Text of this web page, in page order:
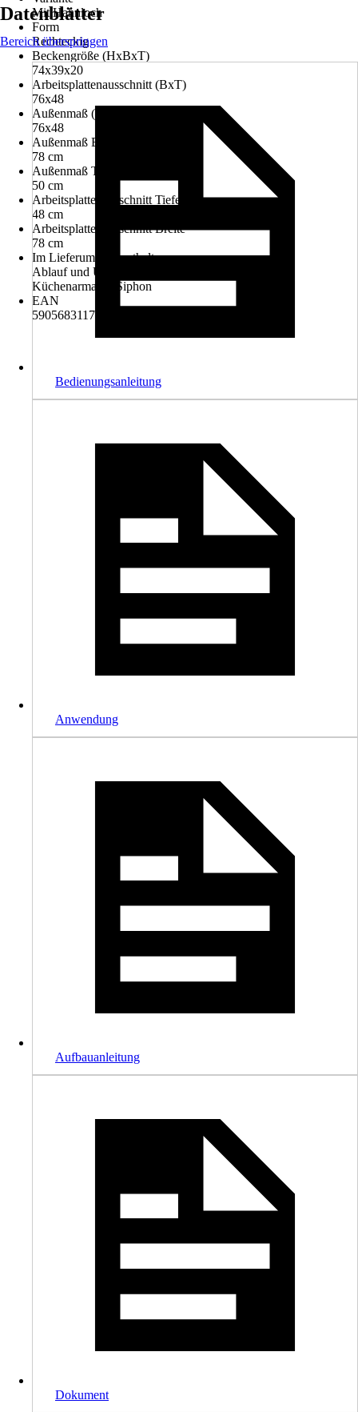
Mit Hahnloch
Form
Rechteckig
Beckengröße (HxBxT)
74x39x20
Arbeitsplattenausschnitt (BxT)
76x48
Außenmaß (BxT)
76x48
Außenmaß Breite
78 cm
Außenmaß Tiefe
50 cm
Arbeitsplattenausschnitt Tiefe
48 cm
Arbeitsplattenausschnitt Breite
78 cm
Im Lieferumfang enthalten
Ablauf und Überlaufgarnitur, Einbauspülbecken,
Küchenarmatur, Siphon
EAN
5905683117890
Datenblätter
Bereich überspringen
Bedienungsanleitung
Anwendung
Aufbauanleitung
Dokument